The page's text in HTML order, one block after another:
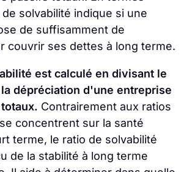
solvabilité indique si une
de suffisamment de
couvrir ses dettes à long terme.
est calculé en divisant le
dépréciation d'une entreprise
Contrairement aux ratios
concentrent sur la santé
terme, le ratio de solvabilité
de la stabilité à long terme